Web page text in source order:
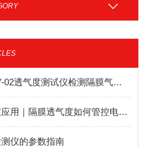
压差法透气度测试：TQY-02透气度测试仪检测隔膜气体阻隔性能
锂电池隔膜透气性测试仪应用｜隔膜透气度如何管控电芯安全
仪的参数指南